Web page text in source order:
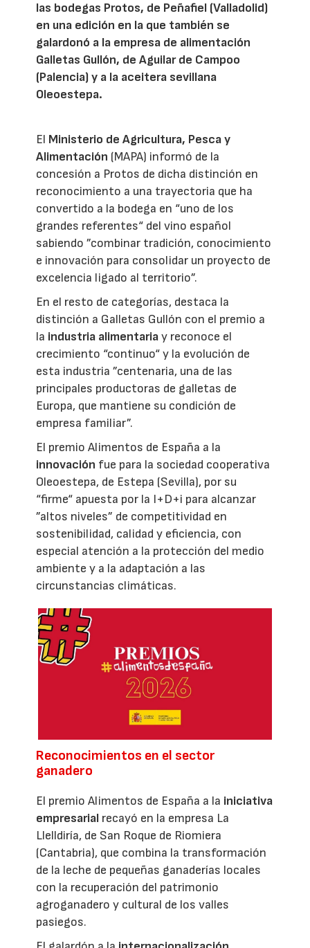
las bodegas Protos, de Peñafiel (Valladolid)
en una edición en la que también se
galardonó a la empresa de alimentación
Galletas Gullón, de Aguilar de Campoo
(Palencia) y a la aceitera sevillana
Oleoestepa.
El Ministerio de Agricultura, Pesca y
Alimentación (MAPA) informó de la
concesión a Protos de dicha distinción en
reconocimiento a una trayectoria que ha
convertido a la bodega en “uno de los
grandes referentes“ del vino español
sabiendo ”combinar tradición, conocimiento
e innovación para consolidar un proyecto de
excelencia ligado al territorio”.
En el resto de categorías, destaca la
distinción a Galletas Gullón con el premio a
la industria alimentariay reconoce el
crecimiento “continuo“ y la evolución de
esta industria ”centenaria, una de las
principales productoras de galletas de
Europa, que mantiene su condición de
empresa familiar”.
El premio Alimentos de España a la
innovación fue para la sociedad cooperativa
Oleoestepa, de Estepa (Sevilla), por su
“firme“ apuesta por la I+D+i para alcanzar
”altos niveles” de competitividad en
sostenibilidad, calidad y eficiencia, con
especial atención a la protección del medio
ambiente y a la adaptación a las
circunstancias climáticas.
Reconocimientos en el sector
ganadero
El premio Alimentos de España a la iniciativa
empresarial recayó en la empresa La
Llelldiría, de San Roque de Riomiera
(Cantabria), que combina la transformación
de la leche de pequeñas ganaderías locales
con la recuperación del patrimonio
agroganadero y cultural de los valles
pasiegos.